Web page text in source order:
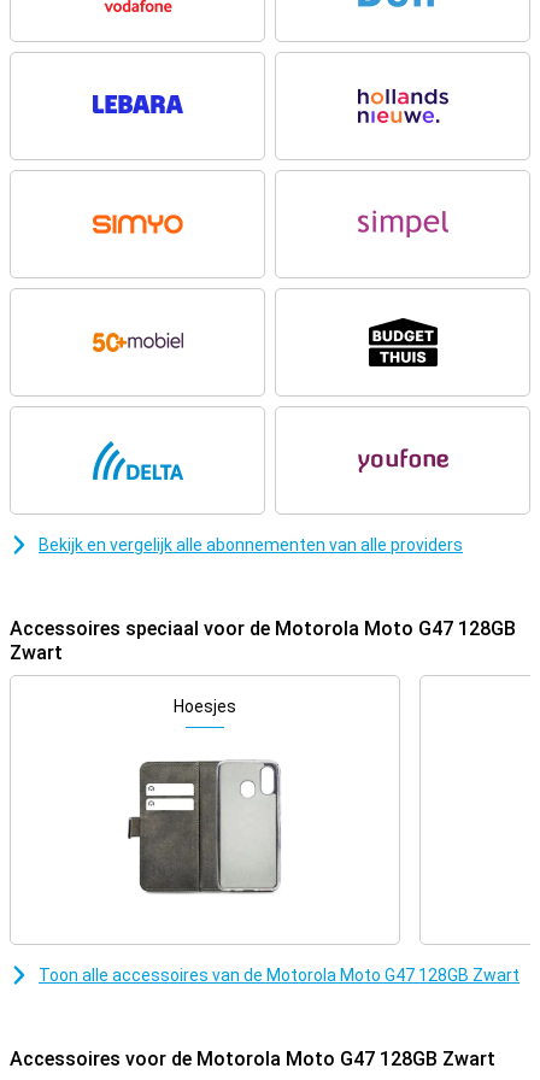
automatisch met het verbeteren van je foto’s. De selfiecamera
zorgt bovendien voor heldere selfies en videogesprekken.
Op het grote 6.67 inch scherm kijk je comfortabel naar series,
voelen animaties extra vloeiend aan. Scrollen gaat soepel en ook
Motorola gebruikt daarnaast Water Touch technologie. Hierdoor
stereo speakers met Dolby Atmos klinkt muziek bovendien voller
De Motorola Moto G47 draait op een MediaTek Dimensity 6300-
processor met ondersteuning voor 5G. Hierdoor stream je soepel
verschillende taken. De smartphone biedt genoeg ruimte voor
apps, foto’s en bestanden. Heb je meer ruimte nodig? Dan plaats je
smartphone. De Moto G47 is daardoor geschikt voor gebruikers die
Lange accuduur
Met de grote 5200mAh accu gebruik je de Motorola Moto G47 lange
accu toch leeg? Dan laad je hem snel op met 20W TurboPower-
opladen. Zo heb je binnen korte tijd weer genoeg energie voor uren
opladen via een kabel. Hiermee laad je bijvoorbeeld accessoires op
via je telefoon. Handig wanneer je onderweg bent en extra stroom
nodig hebt. Zo blijf je langer bereikbaar en gebruik je jouw
smartphone zorgeloos gedurende de dag.
Stevig ontwerp
goed tegen een stootje. Daarnaast voldoet de smartphone aan
militaire MIL-STD-810H-tests. Hierdoor is hij beter bestand tegen
vallen, stof, hitte en kou. Dankzij de IP64-certificering is de Moto
een nette afwerking van veganistisch leer. Dat zorgt voor extra grip
en geeft de smartphone een moderne uitstraling. Met een gewicht
Bekijk en vergelijk alle abonnementen van alle providers
Accessoires speciaal voor de Motorola Moto G47 128GB
Zwart
Hoesjes
Toon alle accessoires van de Motorola Moto G47 128GB Zwart
Accessoires voor de Motorola Moto G47 128GB Zwart